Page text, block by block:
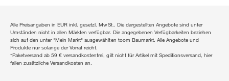
Alle Preisangaben in EUR inkl. gesetzl. MwSt.. Die dargestellten Angebote sind unter
Umständen nicht in allen Märkten verfügbar. Die angegebenen Verfügbarkeiten beziehen
sich auf den unter "Mein Markt" ausgewählten toom Baumarkt. Alle Angebote und
Produkte nur solange der Vorrat reicht.
*Paketversand ab 59 € versandkostenfrei, gilt nicht für Artikel mit Speditionsversand, hier
fallen zusätzliche Versandkosten an.